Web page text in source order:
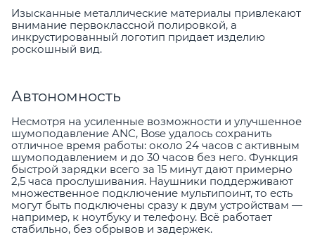
Изысканные металлические материалы привлекают
внимание первоклассной полировкой, а
инкрустированный логотип придает изделию
роскошный вид.
Автономность
Несмотря на усиленные возможности и улучшенное
шумоподавление ANC, Bose удалось сохранить
отличное время работы: около 24 часов с активным
шумоподавлением и до 30 часов без него. Функция
быстрой зарядки всего за 15 минут дают примерно
2,5 часа прослушивания. Наушники поддерживают
множественное подключение мультипоинт, то есть
могут быть подключены сразу к двум устройствам —
например, к ноутбуку и телефону. Всё работает
стабильно, без обрывов и задержек.